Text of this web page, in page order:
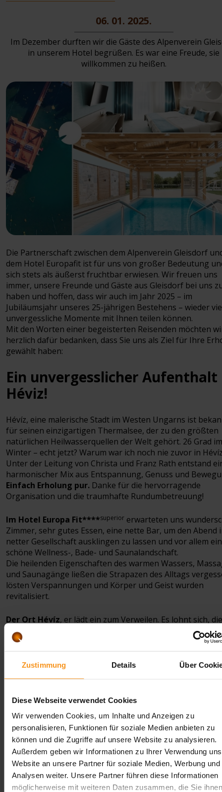
Zustimmung Details Über
Diese Webseite verwendet Cookies
Wir verwenden Cookies, um Inhalte und Anzeigen zu
personalisieren, Funktionen für soziale Medien anbieten zu
können und die Zugriffe auf unsere Website zu analysieren.
Außerdem geben wir Informationen zu Ihrer Verwendung
Website an unsere Partner für soziale Medien, Werbung und
Analysen weiter. Unsere Partner führen diese Informationen
möglicherweise mit weiteren Daten zusammen, die Sie ihnen
06. 01. 2025.
Im Dezember durften wir die Gäste des Alpenverein
in unserem Hotel begrüßen. Es war eine Freude, sie
willkommen zu heißen.
Die Partnerschaft zwischen dem Alpenverein Gleisdorf
dem Hotel Europafit ist für uns von großer Bedeutung
sich stets als äußerst fruchtbar erwiesen. Wir freuen uns
immer, unsere Freunde und Gäste aus Gleisdorf bei uns
haben und hoffen, dass wir auch im Jahr 2025 – im
Jubiläumsjahr unseres 25-jährigen Bestehens – wieder
unvergessliche Momente mit Ihnen teilen können.
Mit den Worten einer begeisterten Reisenden möchten
herzlich dafür bedanken, dass Sie uns als Ziel für Ihre
gewählt haben:
Ein unvergesslicher Aufenthalt
Héviz!
Hévíz, eine malerische Stadt im Westen Ungarns ist
für seinen einzigartigen Thermalsee, der zu den größten
natürlichen Heilwasserquellen der Welt gehört. 26 Grad im
Winter – echt jetzt? Warum war ich noch nie zuvor in
Unter der Leitung von Christa und Franz Rath entstand
harmonischer Mix aus Entspannung, Genuss und
Einfach Erholung pur. Danke für die hervorragende
Organisation und die traumhafte Rundumbetreuung!
Im Hotel Europa Fit****superior erwarteten uns
Zimmer, sehr gutes Essen, eine nette Bar, um den Abend
netter Gesellschaft ausklingen zu lassen und vor allem
schöne Wellness-, Bade- und Saunalandschaft.
Die heilenden Eigenschaften des warmen Wassers,
und Saunagänge ließen die Strapazen des Alltags
lösten Verspannungen und Körper und Geist wurden
revitalisiert.
Der Ort Hévíz, er lädt ein zum Verweilen. Es lohnt sich, die
malerische Umgebung bei Spaziergängen am See oder in
angrenzenden Parks zu entdecken.
Auszeit in Héviz. Wir können es kaum erwarten, die
von Nelly, der Elefantendame, die im Sommer 1914 einen
kommt doch nächstes Mal einfach mit. Franz wird sie euch
erzählen.
Wer hätte gedacht, dass Wellness so viel Spaß
kann? Hévíz, wir kommen wieder!
Sabine